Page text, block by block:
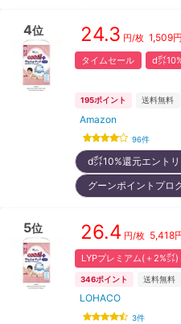
4位 24.3 円/枚 1,509円
タイムセール d㌽
195ポイント 送料無料
Amazon
96件
d㌽10%還元エント
グーンポイントプ
5位 26.4 円/枚 5,418
LYPプレミアム(＋2%㌽)
346ポイント 送料無料
LOHACO
3件